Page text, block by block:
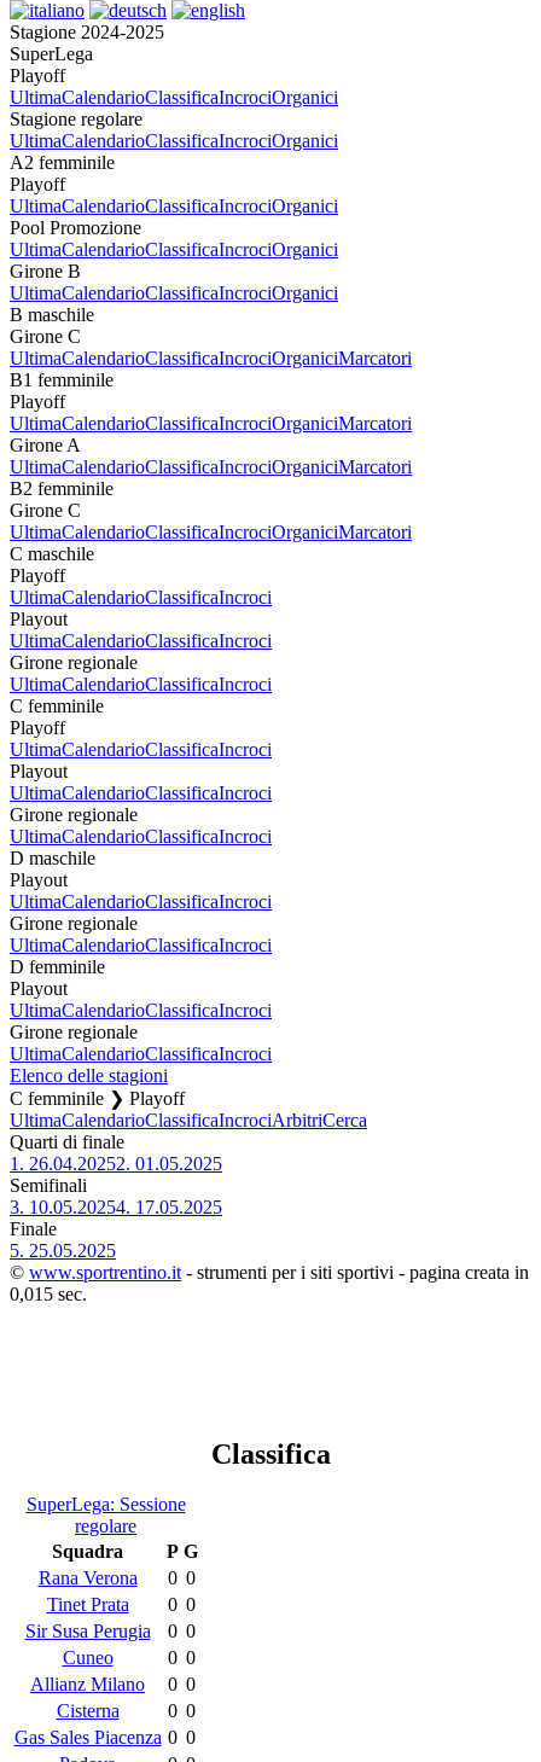
Stagione 2024-2025
SuperLega
Playoff
UltimaCalendarioClassificaIncrociOrganici
Stagione regolare
UltimaCalendarioClassificaIncrociOrganici
A2 femminile
Playoff
UltimaCalendarioClassificaIncrociOrganici
Pool Promozione
UltimaCalendarioClassificaIncrociOrganici
Girone B
UltimaCalendarioClassificaIncrociOrganici
B maschile
Girone C
UltimaCalendarioClassificaIncrociOrganiciMarcatori
B1 femminile
Playoff
UltimaCalendarioClassificaIncrociOrganiciMarcatori
Girone A
UltimaCalendarioClassificaIncrociOrganiciMarcatori
B2 femminile
Girone C
UltimaCalendarioClassificaIncrociOrganiciMarcatori
C maschile
Playoff
UltimaCalendarioClassificaIncroci
Playout
UltimaCalendarioClassificaIncroci
Girone regionale
UltimaCalendarioClassificaIncroci
C femminile
Playoff
UltimaCalendarioClassificaIncroci
Playout
UltimaCalendarioClassificaIncroci
Girone regionale
UltimaCalendarioClassificaIncroci
D maschile
Playout
UltimaCalendarioClassificaIncroci
Girone regionale
UltimaCalendarioClassificaIncroci
D femminile
Playout
UltimaCalendarioClassificaIncroci
Girone regionale
UltimaCalendarioClassificaIncroci
Elenco delle stagioni
C femminile ❯ Playoff
UltimaCalendarioClassificaIncrociArbitriCerca
Quarti di finale
1. 26.04.20252. 01.05.2025
Semifinali
3. 10.05.20254. 17.05.2025
Finale
5. 25.05.2025
© www.sportrentino.it - strumenti per i siti sportivi - pagina creata in
0,015 sec.
Classifica
SuperLega: Sessione
regolare
Squadra
P G
Rana Verona
0 0
Tinet Prata
0 0
Sir Susa Perugia
0 0
Cuneo
0 0
Allianz Milano
0 0
Cisterna
0 0
Gas Sales Piacenza 0 0